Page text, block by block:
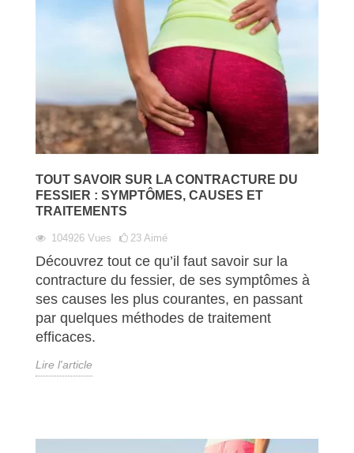
TOUT SAVOIR SUR LA CONTRACTURE DU
FESSIER : SYMPTÔMES, CAUSES ET
TRAITEMENTS
104926 Vues 23 Aimé
Découvrez tout ce qu’il faut savoir sur la
contracture du fessier, de ses symptômes à
ses causes les plus courantes, en passant
par quelques méthodes de traitement
efficaces.
Lire l'article